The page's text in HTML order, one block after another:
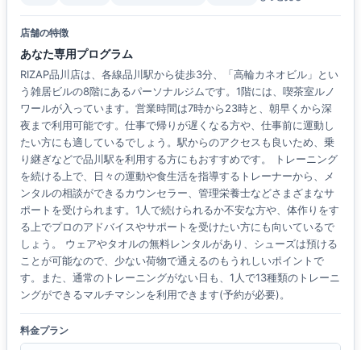
店舗の特徴
あなた専用プログラム
RIZAP品川店は、各線品川駅から徒歩3分、「高輪カネオビル」とい
う雑居ビルの8階にあるパーソナルジムです。1階には、喫茶室ルノ
ワールが入っています。営業時間は7時から23時と、朝早くから深
夜まで利用可能です。仕事で帰りが遅くなる方や、仕事前に運動し
たい方にも適しているでしょう。駅からのアクセスも良いため、乗
り継ぎなどで品川駅を利用する方にもおすすめです。 トレーニング
を続ける上で、日々の運動や食生活を指導するトレーナーから、メ
ンタルの相談ができるカウンセラー、管理栄養士などさまざまなサ
ポートを受けられます。1人で続けられるか不安な方や、体作りをす
る上でプロのアドバイスやサポートを受けたい方にも向いているで
しょう。 ウェアやタオルの無料レンタルがあり、シューズは預ける
ことが可能なので、少ない荷物で通えるのもうれしいポイントで
す。また、通常のトレーニングがない日も、1人で13種類のトレーニ
ングができるマルチマシンを利用できます(予約が必要)。
料金プラン